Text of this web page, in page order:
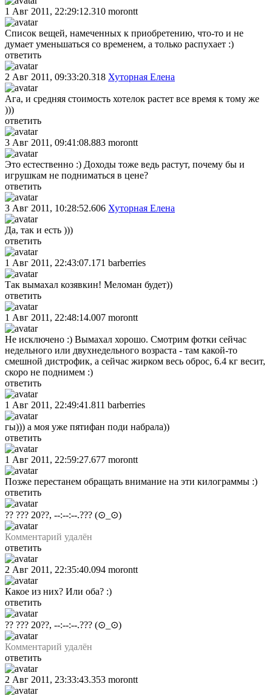
1 Авг 2011, 22:29:12.310 morontt
Список вещей, намеченных к приобретению, что-то и не
думает уменьшаться со временем, а только распухает :)
ответить
2 Авг 2011, 09:33:20.318 Хуторная Елена
Ага, и средняя стоимость хотелок растет все время к тому же
)))
ответить
3 Авг 2011, 09:41:08.883 morontt
Это естественно :) Доходы тоже ведь растут, почему бы и
игрушкам не подниматься в цене?
ответить
3 Авг 2011, 10:28:52.606 Хуторная Елена
Да, так и есть )))
ответить
1 Авг 2011, 22:43:07.171 barberries
Так вымахал козявкин! Меломан будет))
ответить
1 Авг 2011, 22:48:14.007 morontt
Не исключено :) Вымахал хорошо. Смотрим фотки сейчас
недельного или двухнедельного возраста - там какой-то
смешной дистрофик, а сейчас жирком весь оброс, 6.4 кг весит,
скоро не поднимем :)
ответить
1 Авг 2011, 22:49:41.811 barberries
гы))) а моя уже пятифан поди набрала))
ответить
1 Авг 2011, 22:59:27.677 morontt
Позже перестанем обращать внимание на эти килограммы :)
ответить
?? ??? 20??, --:--:--.??? (⊙_⊙)
Комментарий удалён
ответить
2 Авг 2011, 22:35:40.094 morontt
Какое из них? Или оба? :)
ответить
?? ??? 20??, --:--:--.??? (⊙_⊙)
Комментарий удалён
ответить
2 Авг 2011, 23:33:43.353 morontt